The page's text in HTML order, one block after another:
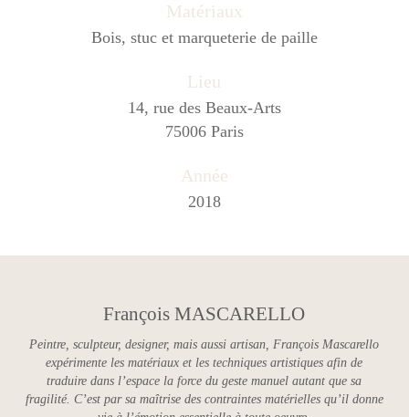
Matériaux
Bois, stuc et marqueterie de paille
Lieu
14, rue des Beaux-Arts
75006 Paris
Année
2018
François MASCARELLO
Peintre, sculpteur, designer, mais aussi artisan, François Mascarello
expérimente les matériaux et les techniques artistiques afin de
traduire dans l’espace la force du geste manuel autant que sa
fragilité. C’est par sa maîtrise des contraintes matérielles qu’il donne